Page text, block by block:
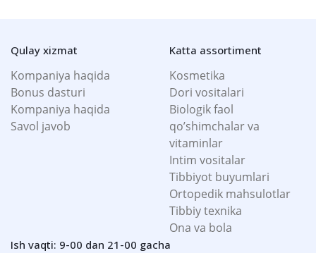
Qulay xizmat
Kompaniya haqida
Bonus dasturi
Kompaniya haqida
Savol javob
Katta assortiment
Kosmetika
Dori vositalari
Biologik faol
qo’shimchalar va
vitaminlar
Intim vositalar
Tibbiyot buyumlari
Ortopedik mahsulotlar
Tibbiy texnika
Ona va bola
Ish vaqti: 9-00 dan 21-00 gacha